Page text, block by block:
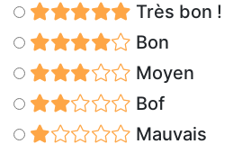
Très bon !
Bon
Moyen
Bof
Mauvais